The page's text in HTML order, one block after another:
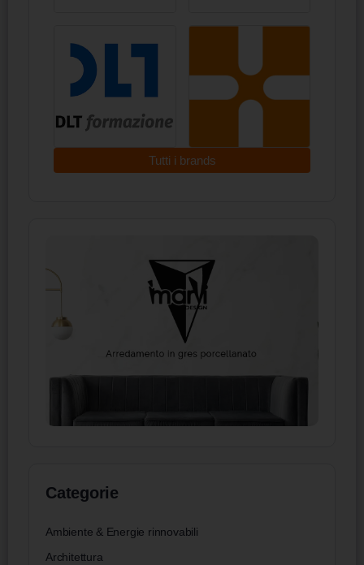
Tutti i brands
Categorie
Ambiente & Energie rinnovabili
Architettura